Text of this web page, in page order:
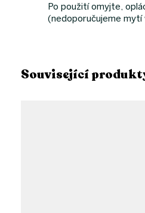
Související
Po použití omyjte,
(nedoporučujeme mytí